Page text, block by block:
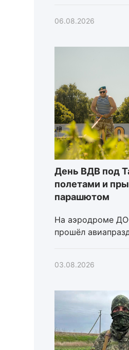
06.08.2026
День ВДВ под
полетами и
парашютом
На аэродроме
прошёл
03.08.2026